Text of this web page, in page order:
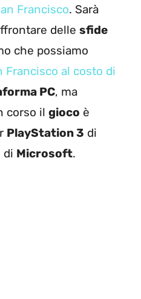
Francisco. Sarà
delle sfide
che possiamo
Francisco al costo di
PC, ma
corso il gioco è
PlayStation 3 di
di Microsoft.